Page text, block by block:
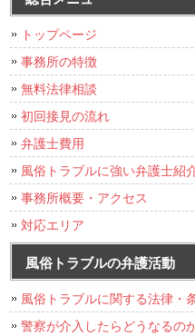
トップページ
事務所の特徴
無料法律相談
初回接見の流れ
弁護士費用
風俗トラブルに強い弁護士紹
事務所概要・アクセス
対応エリア
風俗トラブルの弁護活動
風俗トラブルに関する法律・
警察が介入したらどうなるの